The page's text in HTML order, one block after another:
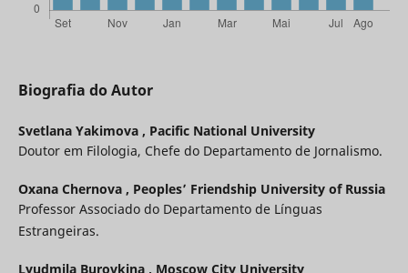
Biografia do Autor
Svetlana Yakimova , Pacific National University
Doutor em Filologia, Chefe do Departamento de Jornalismo.
Oxana Chernova , Peoples’ Friendship University of Russia
Professor Associado do Departamento de Línguas
Estrangeiras.
Lyudmila Burovkina , Moscow City University